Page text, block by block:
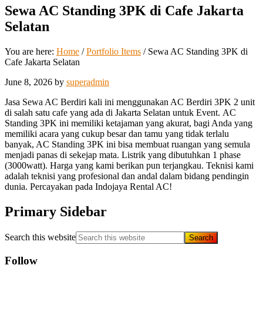
Sewa AC Standing 3PK di Cafe Jakarta
Selatan
You are here: Home / Portfolio Items /Sewa AC Standing 3PK di
Cafe Jakarta Selatan
June 8, 2026 by superadmin
Jasa Sewa AC Berdiri kali ini menggunakan AC Berdiri 3PK 2 unit
di salah satu cafe yang ada di Jakarta Selatan untuk Event. AC
Standing 3PK ini memiliki ketajaman yang akurat, bagi Anda yang
memiliki acara yang cukup besar dan tamu yang tidak terlalu
banyak, AC Standing 3PK ini bisa membuat ruangan yang semula
menjadi panas di sekejap mata. Listrik yang dibutuhkan 1 phase
(3000watt). Harga yang kami berikan pun terjangkau. Teknisi kami
adalah teknisi yang profesional dan andal dalam bidang pendingin
dunia. Percayakan pada Indojaya Rental AC!
Primary Sidebar
Search this website
Follow